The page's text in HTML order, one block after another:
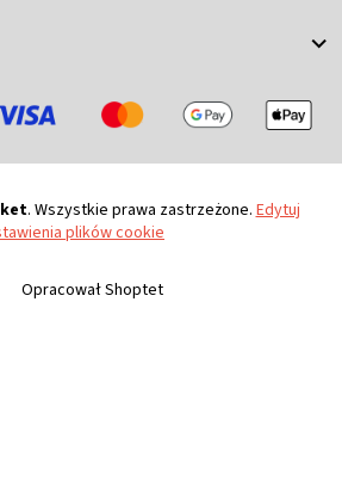
Opracował Shoptet
. Wszystkie prawa zastrzeżone. Edytuj
plików cookie